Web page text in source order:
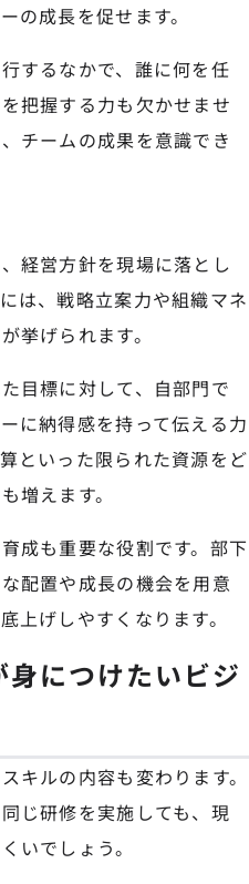
の成長を促せます。
するなかで、誰に何を任
把握する力も欠かせませ
チームの成果を意識でき
経営方針を現場に落とし
は、戦略立案力や組織マネ
挙げられます。
目標に対して、自部門で
に納得感を持って伝える力
といった限られた資源をど
増えます。
成も重要な役割です。部下
配置や成長の機会を用意
上げしやすくなります。
身につけたいビジ
キルの内容も変わります。
じ研修を実施しても、現
いでしょう。